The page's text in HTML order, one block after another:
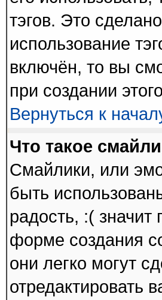
тэгов. Это
использование
включён, то вы
при создании
Вернуться к
Что такое
Смайлики, или
быть
радость, :(
форме создания
они легко могут
отредактировать